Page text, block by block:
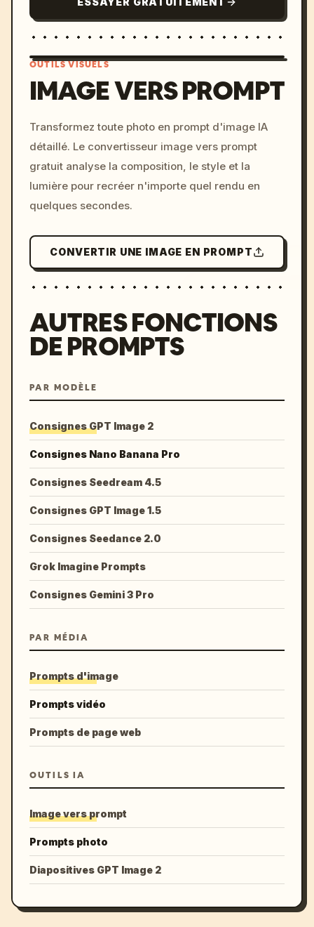
c, cyberpunk sunset, neon
colors, 8k --v 6.0
OUTILS VISUELS
IMAGE VERS PROMPT
Transformez toute photo en prompt d'image IA
détaillé. Le convertisseur image vers prompt
gratuit analyse la composition, le style et la
lumière pour recréer n'importe quel rendu en
quelques secondes.
CONVERTIR UNE IMAGE EN PROMPT
AUTRES FONCTIONS
DE PROMPTS
PAR MODÈLE
Consignes GPT Image 2
Consignes Nano Banana Pro
Consignes Seedream 4.5
Consignes GPT Image 1.5
Consignes Seedance 2.0
Grok Imagine Prompts
Consignes Gemini 3 Pro
PAR MÉDIA
Prompts d'image
Prompts vidéo
Prompts de page web
OUTILS IA
Image vers prompt
Prompts photo
Diapositives GPT Image 2